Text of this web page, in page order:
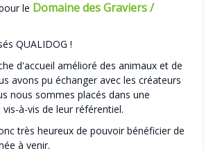
le Domaine des Graviers /
QUALIDOG !
d'accueil amélioré des animaux et de
avons pu échanger avec les créateurs
nous sommes placés dans une
à-vis de leur référentiel.
très heureux de pouvoir bénéficier de
à venir.